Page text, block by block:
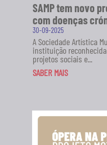
SAMP tem novo
com doenças
30-09-2025
A Sociedade Artística
instituição
projetos sociais e...
SABER MAIS